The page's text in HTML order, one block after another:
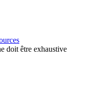
doit être exhaustive